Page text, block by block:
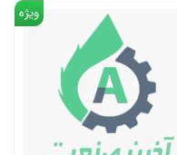
ویژه